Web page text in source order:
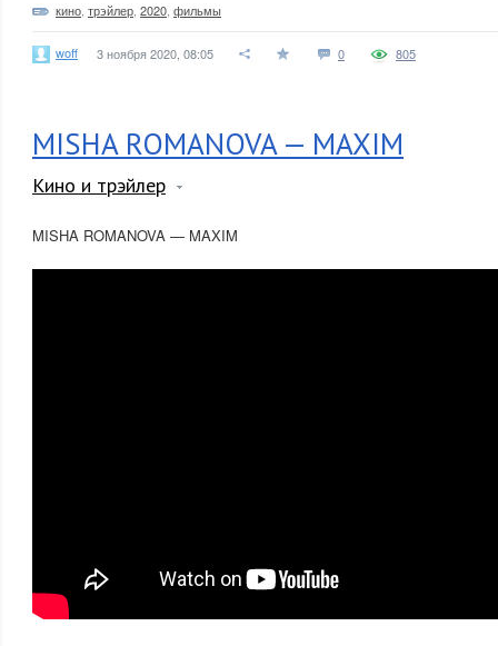
кино трэйлер 2020 фильмы
woff 3 ноября 2020, 08:05 0 805
MISHA ROMANOVA — MAXIM
Кино и трэйлер
MISHA ROMANOVA — MAXIM